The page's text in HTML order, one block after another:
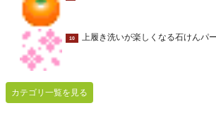
10 上履き洗いが楽しくなる石けんパ
カテゴリ一覧を見る